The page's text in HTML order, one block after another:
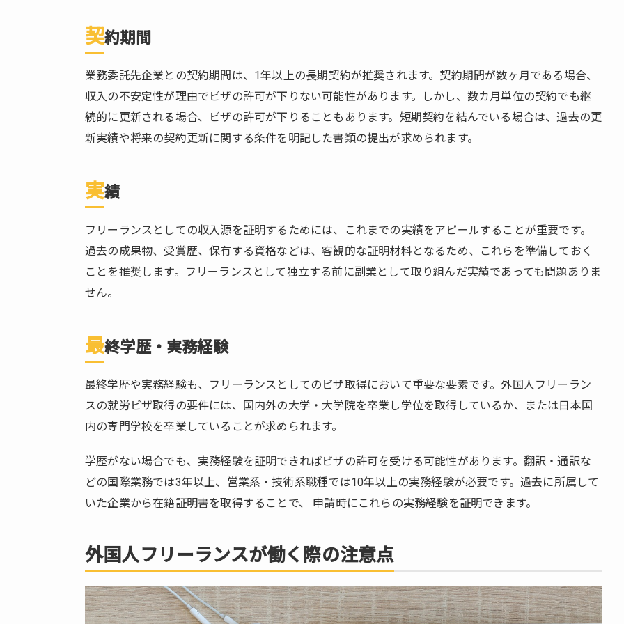
契約
認
4.2.
申告
入国
管理
5.
就
労
ビ
以
の
選
択
特定
活動
ビザ
5.2.
契約期間
業務委託先企業との契約期間は、1年以上の長期契約が推奨されます。契約期間が数ヶ月である場合、
収入の不安定性が理由でビザの許可が下りない可能性があります。しかし、数カ月単位の契約でも継
続的に更新される場合、ビザの許可が下りることもあります。短期契約を結んでいる場合は、過去の更
新実績や将来の契約更新に関する条件を明記した書類の提出が求められます。
実績
フリーランスとしての収入源を証明するためには、これまでの実績をアピールすることが重要です。
過去の成果物、受賞歴、保有する資格などは、客観的な証明材料となるため、これらを準備しておく
ことを推奨します。フリーランスとして独立する前に副業として取り組んだ実績であっても問題ありま
せん。
最終学歴・実務経験
最終学歴や実務経験も、フリーランスとしてのビザ取得において重要な要素です。外国人フリーラン
スの就労ビザ取得の要件には、国内外の大学・大学院を卒業し学位を取得しているか、または日本国
内の専門学校を卒業していることが求められます。
学歴がない場合でも、実務経験を証明できればビザの許可を受ける可能性があります。翻訳・通訳な
どの国際業務では3年以上、営業系・技術系職種では10年以上の実務経験が必要です。過去に所属して
いた企業から在籍証明書を取得することで、 申請時にこれらの実務経験を証明できます。
外国人フリーランスが働く際の注意点